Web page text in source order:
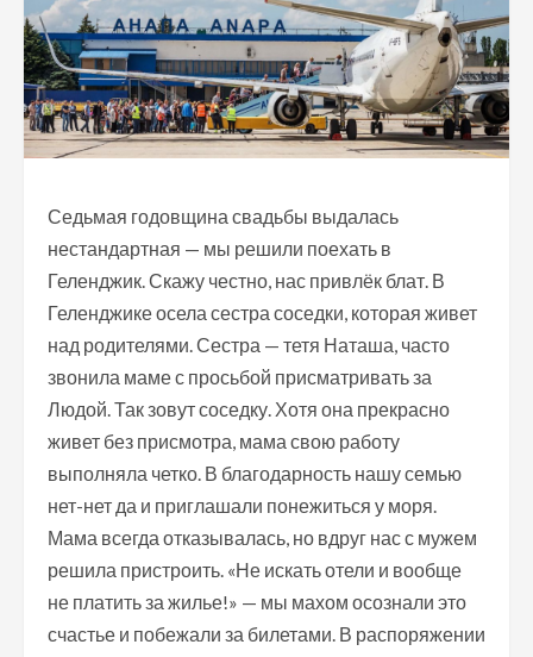
Седьмая годовщина свадьбы выдалась
нестандартная — мы решили поехать в
Геленджик. Скажу честно, нас привлёк блат. В
Геленджике осела сестра соседки, которая живет
над родителями. Сестра — тетя Наташа, часто
звонила маме с просьбой присматривать за
Людой. Так зовут соседку. Хотя она прекрасно
живет без присмотра, мама свою работу
выполняла четко. В благодарность нашу семью
нет-нет да и приглашали понежиться у моря.
Мама всегда отказывалась, но вдруг нас с мужем
решила пристроить. «Не искать отели и вообще
не платить за жилье!» — мы махом осознали это
счастье и побежали за билетами. В распоряжении